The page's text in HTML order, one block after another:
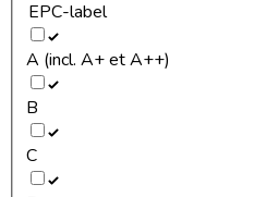
EPC-label
A (incl. A+ et A++)
B
C